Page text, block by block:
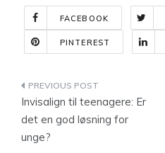
FACEBOOK
PINTEREST
Invisalign til teenagere: Er
det en god løsning for
unge?